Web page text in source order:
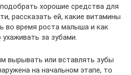
хорошие средства для
рассказать ей, какие витамины
во время роста малыша и как
ухаживать за зубами.
вырывать или вставлять зубы
на начальном этапе, то